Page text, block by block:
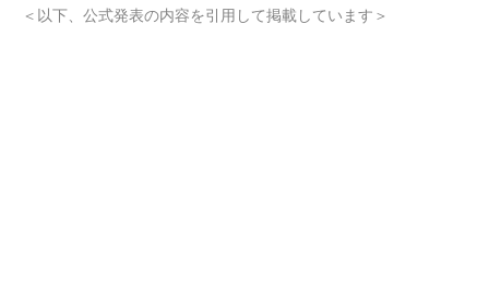
記憶を奪われたクルシュ、そして名
＜以下、公式発表の内容を引用して掲載しています＞